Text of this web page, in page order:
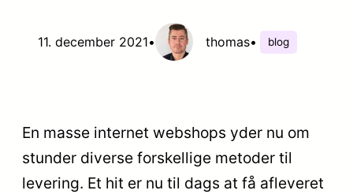
11. december 2021• thomas• blog
En masse internet webshops yder nu om
stunder diverse forskellige metoder til
levering. Et hit er nu til dags at få afleveret